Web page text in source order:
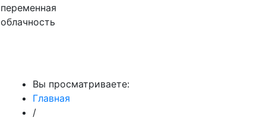
переменная
облачность
Вы просматриваете:
Главная
/